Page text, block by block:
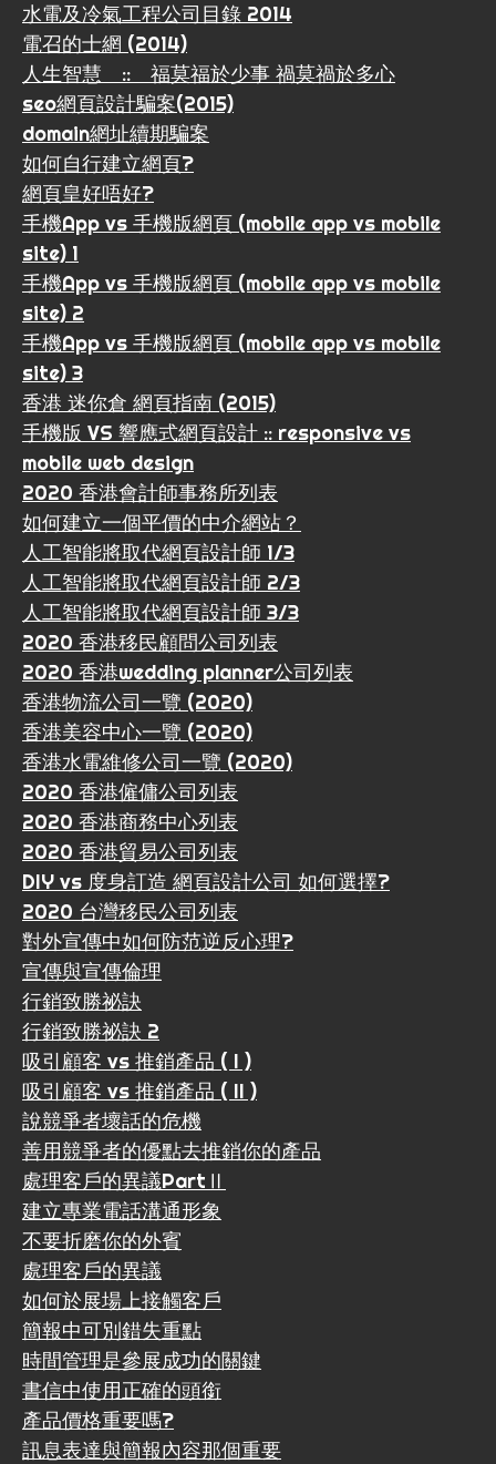
水電及冷氣工程公司目錄 2014
電召的士網 (2014)
人生智慧 :: 福莫福於少事 禍莫禍於多心
seo網頁設計騙案(2015)
domain網址續期騙案
如何自行建立網頁?
網頁皇好唔好?
手機App vs 手機版網頁 (mobile app vs mobile
site) 1
手機App vs 手機版網頁 (mobile app vs mobile
site) 2
手機App vs 手機版網頁 (mobile app vs mobile
site) 3
香港 迷你倉 網頁指南 (2015)
手機版 VS 響應式網頁設計 :: responsive vs
mobile web design
2020 香港會計師事務所列表
如何建立一個平價的中介網站？
人工智能將取代網頁設計師 1/3
人工智能將取代網頁設計師 2/3
人工智能將取代網頁設計師 3/3
2020 香港移民顧問公司列表
2020 香港wedding planner公司列表
香港物流公司一覽 (2020)
香港美容中心一覽 (2020)
香港水電維修公司一覽 (2020)
2020 香港僱傭公司列表
2020 香港商務中心列表
2020 香港貿易公司列表
DIY vs 度身訂造 網頁設計公司 如何選擇?
2020 台灣移民公司列表
對外宣傳中如何防范逆反心理?
宣傳與宣傳倫理
行銷致勝祕訣
行銷致勝祕訣 2
吸引顧客 vs 推銷產品 ( I )
吸引顧客 vs 推銷產品 ( II )
說競爭者壞話的危機
善用競爭者的優點去推銷你的產品
處理客戶的異議PartⅡ
建立專業電話溝通形象
不要折磨你的外賓
處理客戶的異議
如何於展場上接觸客戶
簡報中可別錯失重點
時間管理是參展成功的關鍵
書信中使用正確的頭銜
產品價格重要嗎?
訊息表達與簡報內容那個重要